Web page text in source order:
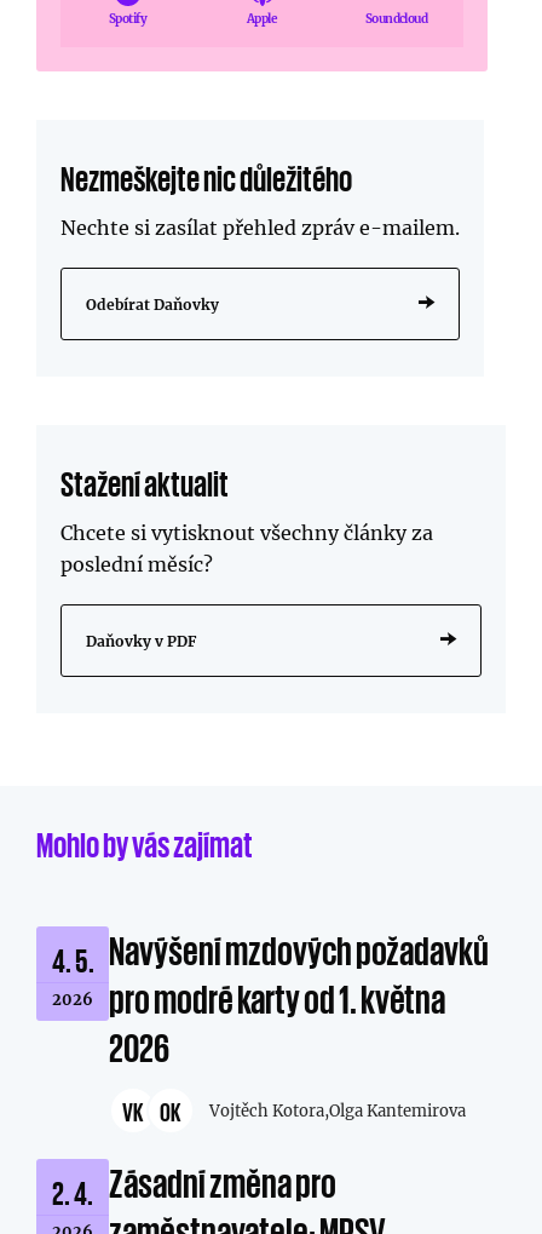
Spotify Apple Soundcloud
Nezmeškejte nic důležitého
Nechte si zasílat přehled zpráve-mailem.
Odebírat Daňovky
Stažení aktualit
Chcete si vytisknout všechny články za
poslední měsíc?
Daňovky v PDF
Mohlo by vás zajímat
4. 5.
2026
Navýšení mzdových požadavků
pro modré karty od 1. května
2026
VK OK Vojtěch Kotora,Olga Kantemirova
2. 4.
Zásadní změna pro